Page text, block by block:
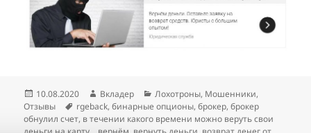
Опубликовано
10.08.2020 Автор
Вкладер Рубрики
Лохотроны, Мошенники,
Отзывы
Метки
rgeback,бинарные опционы,брокер,брокер
обнулил счет, в течении какого времени можно веруть свои